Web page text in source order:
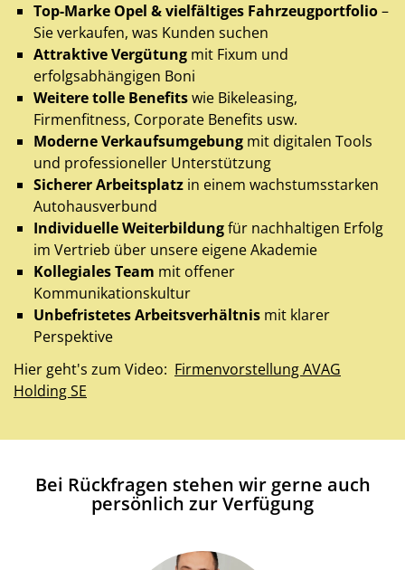
Top-Marke Opel & vielfältiges Fahrzeugportfolio–
Sie verkaufen, was Kunden suchen
Attraktive Vergütung mit Fixum und
erfolgsabhängigen Boni
Weitere tolle Benefitswie Bikeleasing,
Firmenfitness, Corporate Benefits usw.
Moderne Verkaufsumgebung mit digitalen Tools
und professioneller Unterstützung
Sicherer Arbeitsplatz in einem wachstumsstarken
Autohausverbund
Individuelle Weiterbildungfür nachhaltigen Erfolg
im Vertrieb über unsere eigene Akademie
Kollegiales Team mit offener
Kommunikationskultur
Unbefristetes Arbeitsverhältnis mit klarer
Perspektive
Hier geht's zum Video: Firmenvorstellung AVAG
Holding SE
Bei Rückfragen stehen wir gerne auch
persönlich zur Verfügung